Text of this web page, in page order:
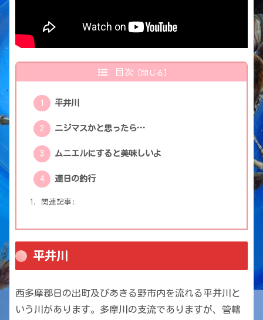
目次
平井川
ニジマスかと思ったら…
ムニエルにすると美味しいよ
連日の釣行
関連記事:
平井川
西多摩郡日の出町及びあきる野市内を流れる平井川と
いう川があります。多摩川の支流でありますが、管轄